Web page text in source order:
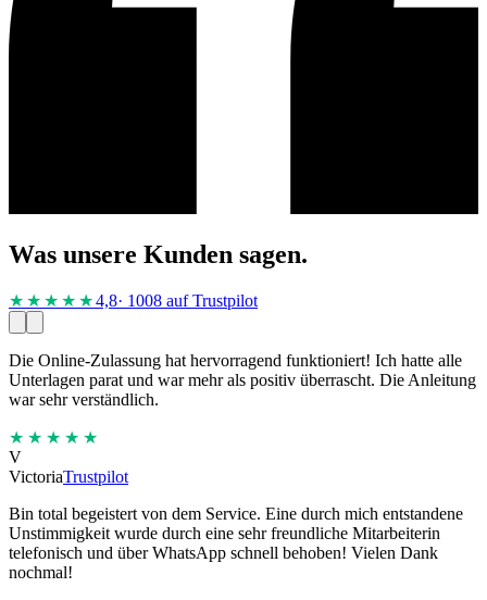
Was unsere Kunden sagen.
★★★★ ★4,8· 1008 auf Trustpilot
Die Online-Zulassung hat hervorragend funktioniert! Ich hatte alle
Unterlagen parat und war mehr als positiv überrascht. Die Anleitung
war sehr verständlich.
★★★★★
V
VictoriaTrustpilot
Bin total begeistert von dem Service. Eine durch mich entstandene
Unstimmigkeit wurde durch eine sehr freundliche Mitarbeiterin
telefonisch und über WhatsApp schnell behoben! Vielen Dank
nochmal!